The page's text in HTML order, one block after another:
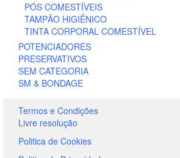
PÓS COMESTÍVEIS
TAMPÃO HIGIÊNICO
TINTA CORPORAL COMESTÍVEL
POTENCIADORES
PRESERVATIVOS
SEM CATEGORIA
SM & BONDAGE
Termos e Condições
Livre resolução
Politica de Cookies